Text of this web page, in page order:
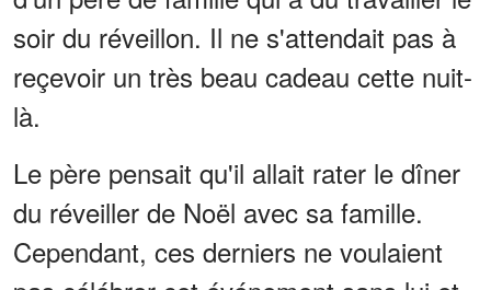
soir du réveillon. Il ne s'attendait pas à
reçevoir un très beau cadeau cette nuit-
là.
Le père pensait qu'il allait rater le dîner
du réveiller de Noël avec sa famille.
Cependant, ces derniers ne voulaient